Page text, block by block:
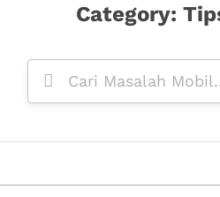
Category: